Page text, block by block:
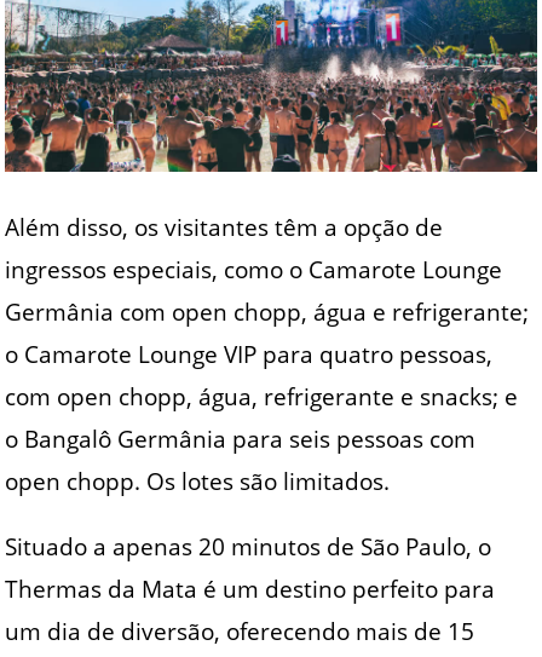
Além disso, os visitantes têm a opção de
ingressos especiais, como o Camarote Lounge
Germânia com open chopp, água e refrigerante;
o Camarote Lounge VIP para quatro pessoas,
com open chopp, água, refrigerante e snacks; e
o Bangalô Germânia para seis pessoas com
open chopp. Os lotes são limitados.
Situado a apenas 20 minutos de São Paulo, o
Thermas da Mata é um destino perfeito para
um dia de diversão, oferecendo mais de 15